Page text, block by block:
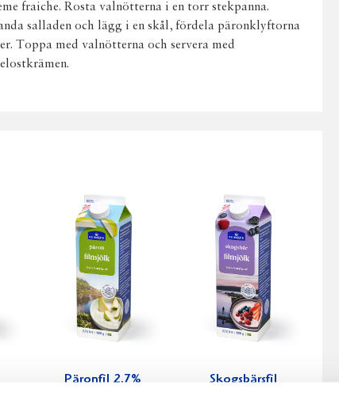
fraiche. Rosta valnötterna i en torr stekpanna.
salladen och lägg i en skål, fördela päronklyftorna
Toppa med valnötterna och servera med
Päronfil 2,7%
Skogsbärsfil